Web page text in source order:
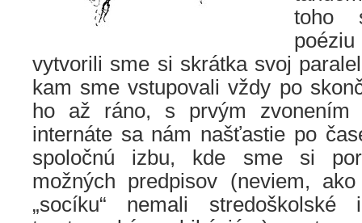
toho
vytvorili sme si skrátka svoj
kam sme vstupovali vždy po
ho až ráno, s prvým zvonením
internáte sa nám našťastie po
spoločnú izbu, kde sme si
možných predpisov (neviem,
„socíku“ nemali